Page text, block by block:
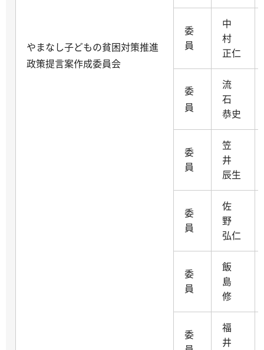
やまなし子どもの貧困対策推進
政策提言案作成委員会
委
員
中
村
正仁
委
員
流
石
恭史
委
員
笠
井
辰生
委
員
佐
野
弘仁
委
員
飯
島
修
委
福
井